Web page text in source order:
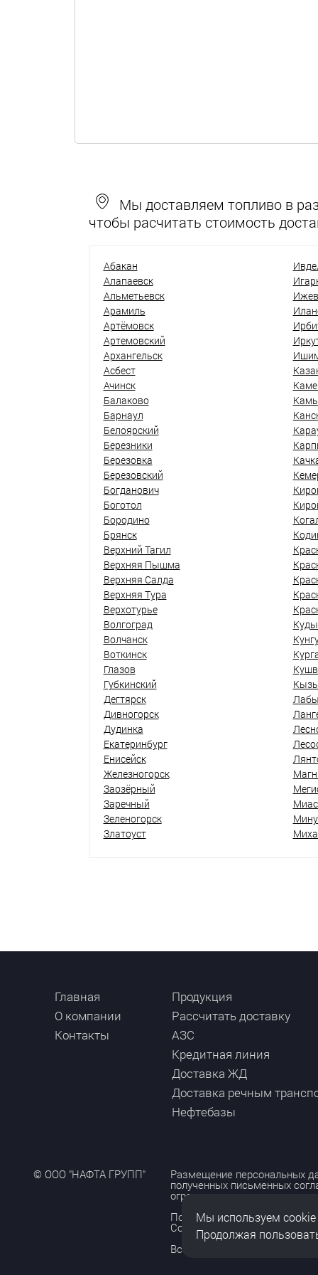
Мы доставляем топливо в
чтобы расчитать стоимость
Абакан
Алапаевск
Альметьевск
Арамиль
Артёмовск
Артемовский
Архангельск
Асбест
Ачинск
Балаково
Барнаул
Белоярский
Березники
Березовка
Березовский
Богданович
Боготол
Бородино
Брянск
Верхний Тагил
Верхняя Пышма
Верхняя Салда
Верхняя Тура
Верхотурье
Волгоград
Волчанск
Воткинск
Глазов
Губкинский
Дегтярск
Дивногорск
Дудинка
Екатеринбург
Енисейск
Железногорск
Заозёрный
Заречный
Зеленогорск
Златоуст
Главная
О компании
Контакты
Продукция
Рассчитать доставку
АЗС
Кредитная линия
Доставка ЖД
Доставка речным
Нефтебазы
© ООО "НАФТА ГРУПП" Размещение персональных
полученных письменных
ограничено и допускается
Политика обработки
Согласие на обработку
Все права защищены
Мы используем cookie
Продолжая